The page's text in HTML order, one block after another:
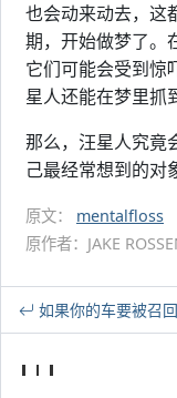
也会动来动去，这
期，开始做梦了。
它们可能会受到惊
星人还能在梦里抓
那么，汪星人究竟
己最经常想到的对
原文： mentalfloss
原作者：JAKE
如果你的车要被召回